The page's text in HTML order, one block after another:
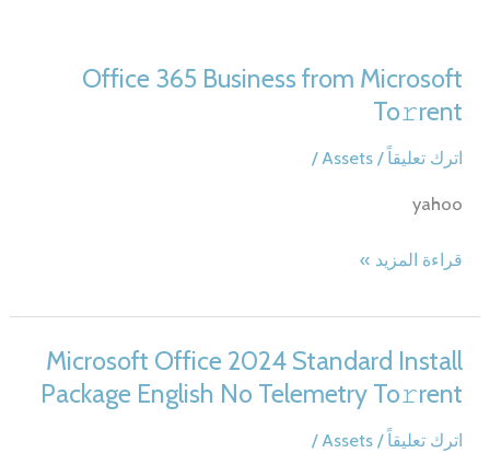
Office 365 Business from Microsoft
To𝚛rent
اترك تعليقاً /
Assets
/
yahoo
Office
Business
from
Microsoft
To𝚛rent
قراءة المزيد »
Microsoft Office 2024 Standard Install
Package English No Telemetry To𝚛rent
اترك تعليقاً /
Assets
/